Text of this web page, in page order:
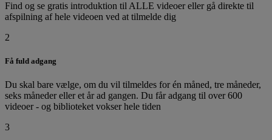
Find og se gratis introduktion til ALLE videoer eller gå direkte til
afspilning af hele videoen ved at tilmelde dig
2
Få fuld adgang
Du skal bare vælge, om du vil tilmeldes for én måned, tre måneder,
seks måneder eller et år ad gangen. Du får adgang til over 600
videoer - og biblioteket vokser hele tiden
3